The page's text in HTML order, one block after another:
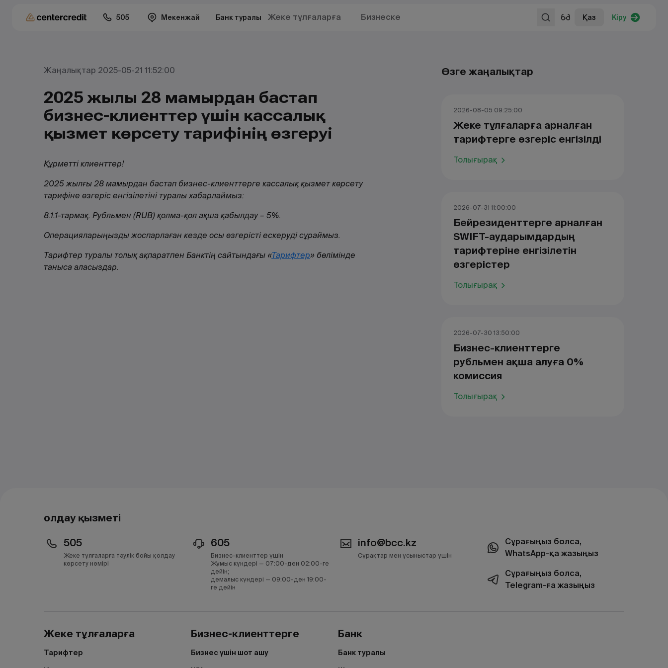
505 Мекенжай Банк туралы Жеке тұлғаларға Бизнеске Қаз Кіру
Жаңалықтар 2025-05-21 11:52:00
2025 жылғы 28 мамырдан бастап
бизнес-клиенттер үшін кассалық
қызмет көрсету тарифінің өзгеруі
Құрметті клиенттер!
2025 жылғы 28 мамырдан бастап бизнес-клиенттерге кассалық қызмет көрсету
тарифіне өзгеріс енгізілетіні туралы хабарлаймыз:
8.1.1-тармақ. Рубльмен (RUB) қолма-қол ақша қабылдау – 5%.
Операцияларыңызды жоспарлаған кезде осы өзгерісті ескеруді сұраймыз.
Тарифтер туралы толық ақпаратпен Банктің сайтындағы «Тарифтер» бөлімінде
таныса аласыздар.
Өзге жаңалықтар
2026-08-05 09:25:00
Жеке тұлғаларға арналған
тарифтерге өзгеріс енгізілді
Толығырақ
2026-07-31 11:00:00
Бейрезиденттерге арналған
SWIFT-аударымдардың
тарифтеріне енгізілетін
өзгерістер
Толығырақ
2026-07-30 13:50:00
Бизнес-клиенттерге
рубльмен ақша алуға 0%
комиссия
Толығырақ
Қолдау қызметі
505
Жеке тұлғаларға тәулік бойы қолдау
көрсету нөмірі
605
Бизнес-клиенттер үшін
Жұмыс күндері — 07:00-ден 02:00-ге
дейін;
демалыс күндері — 09:00-ден 19:00-
ге дейін
info@bcc.kz
Сұрақтар мен ұсыныстар үшін
Сұрағыңыз болса,
WhatsApp-қа жазыңыз
Сұрағыңыз болса,
Telegram-ға жазыңыз
Жеке тұлғаларға
Тарифтер
Бизнес-клиенттерге
Бизнес үшін шот ашу
Банк
Банк туралы